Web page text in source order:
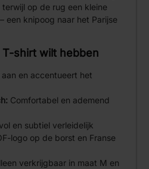
op de rug een kleine
een knipoog naar het Parijse
T-shirt wilt hebben
aan en accentueert het
Comfortabel en ademend
en subtiel verleidelijk
logo op de borst en Franse
verkrijgbaar in maat M en